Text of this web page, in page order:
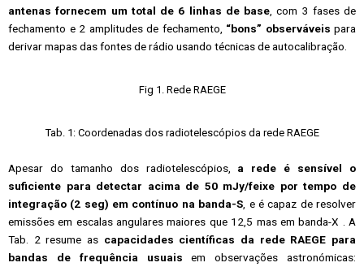
antenas fornecem um total de 6 linhas de base , com 3 fases de
fechamento e 2 amplitudes de fechamento, “bons” observáveis ​​para
derivar mapas das fontes de rádio usando técnicas de autocalibração.
Fig 1. Rede RAEGE
Tab. 1: Coordenadas dos radiotelescópios da rede RAEGE
Apesar do tamanho dos radiotelescópios, a rede é sensível o
suficiente para detectar acima de 50 mJy/feixe por tempo de
integração (2 seg) em contínuo na banda-S , e é capaz de resolver
emissões em escalas angulares maiores que 12,5 mas em banda-X . A
Tab. 2 resume as capacidades científicas da rede RAEGE para
bandas de frequência usuais em observações astronómicas: